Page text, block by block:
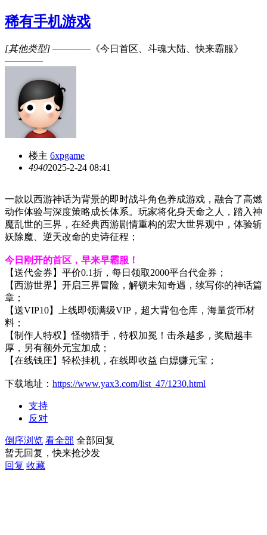
稀有手机游戏
[其他类型] ————《今日首区、斗魂大陆、快来霸服》
————
楼主 6xpgame
49402025-2-24 08:41
一款以西游神话为背景的即时战斗角色养成游戏，融合了高燃
动作体验与深度策略成长体系。玩家将化身天命之人，踏入神
魔乱世的三界，在经典西游剧情重构的宏大世界观中，体验斩
妖除魔、逆天改命的史诗征程；
今日刚开的首区，早来早霸服！
【送代金券】平价0.1折，每日领取2000平台代金券；
【西游世界】开启三界冒险，解锁未知奇遇，续写你的神话篇
章；
【送VIP10】上线即领满级VIP，超大背包仓库，海量货币材
料；
【制作人特权】怪物猎手，特权加冕！击杀越多，奖励越丰
厚，另有额外元宝加成；
【在线钱庄】轻松挂机，在线即收益 白嫖赚元宝；
下载地址： https://www.yax3.com/list_47/1230.html
支持
反对
倒序浏览 看全部 全部回复
暂无回复，快来抢沙发
回复 收藏